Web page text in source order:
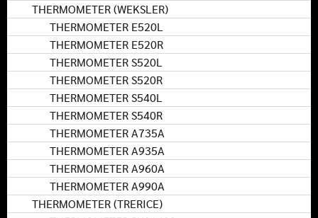
THERMOMETER (WEKSLER)
THERMOMETER E520L
THERMOMETER E520R
THERMOMETER S520L
THERMOMETER S520R
THERMOMETER S540L
THERMOMETER S540R
THERMOMETER A735A
THERMOMETER A935A
THERMOMETER A960A
THERMOMETER A990A
THERMOMETER (TRERICE)